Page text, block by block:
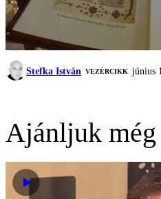
Stefka István VEZÉRCIKK június
Ajánljuk még